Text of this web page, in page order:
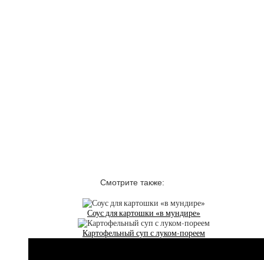
Смотрите также:
Соус для картошки «в мундире»
Картофельный суп с луком-пореем